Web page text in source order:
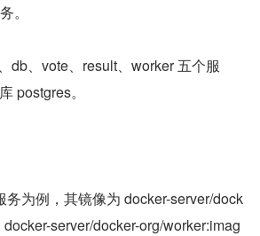
。
db、vote、result、worker 五个服
postgres。
务为例，其镜像为 docker-server/dock
server/docker-org/worker:imag